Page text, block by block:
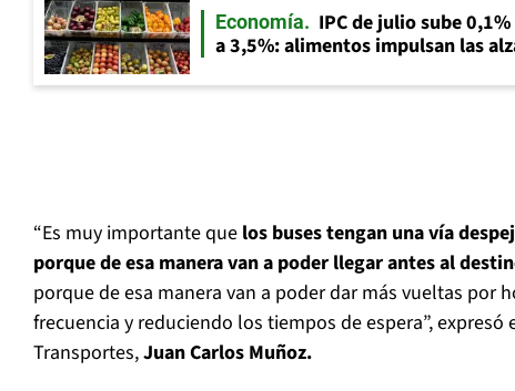
Economía
IPC de julio sube
a 3,5%: alimentos impulsan las
“Es muy importante que los buses tengan una vía
porque de esa manera van a poder llegar antes al
porque de esa manera van a poder dar más vueltas por
frecuencia y reduciendo los tiempos de espera”, expresó
Transportes,Juan Carlos Muñoz.